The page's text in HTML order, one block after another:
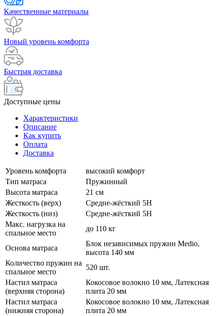
Качественные материалы
Новый уровень комфорта
Быстрая доставка
Доступные цены
Характеристики
Описание
Как купить
Оплата
Доставка
Уровень комфорта
высокий комфорт
Тип матраса
Пружинный
Высота матраса
21 см
Жесткость (верх)
Средне-жёсткий 5H
Жесткость (низ)
Средне-жёсткий 5H
Макс. нагрузка на
спальное место
до 110 кг
Основа матраса
Блок независимых пружин Medio,
высота 140 мм
Количество пружин на
спальное место
520 шт.
Настил матраса
(верхняя сторона)
Кокосовое волокно 10 мм, Латексная
плита 20 мм
Настил матраса
(нижняя сторона)
Кокосовое волокно 10 мм, Латексная
плита 20 мм